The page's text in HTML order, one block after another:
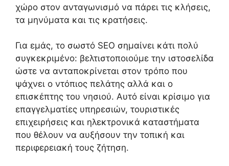
χώρο στον ανταγωνισμό να πάρει τις κλήσεις,
τα μηνύματα και τις κρατήσεις.
Για εμάς, το σωστό SEO σημαίνει κάτι πολύ
συγκεκριμένο: βελτιστοποιούμε την ιστοσελίδα
ώστε να ανταποκρίνεται στον τρόπο που
ψάχνει ο ντόπιος πελάτης αλλά και ο
επισκέπτης του νησιού. Αυτό είναι κρίσιμο για
επαγγελματίες υπηρεσιών, τουριστικές
επιχειρήσεις και ηλεκτρονικά καταστήματα
που θέλουν να αυξήσουν την τοπική και
περιφερειακή τους ζήτηση.